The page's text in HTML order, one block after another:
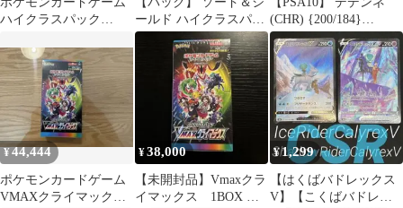
ハイクラスパック
BOX
ールド ハイクラスパッ
ク VMAXクライマック
(CHR) {200/184}
[S8b/VMAXクライマッ
クス] [SS] 1枚
¥44,444
ポケモンカードゲーム
VMAXクライマックス
¥38,000
【未開封品】Vmaxクラ
イマックス 1BOX シ
¥1,299
【はくばバドレックス
V】【こくばバドレッ